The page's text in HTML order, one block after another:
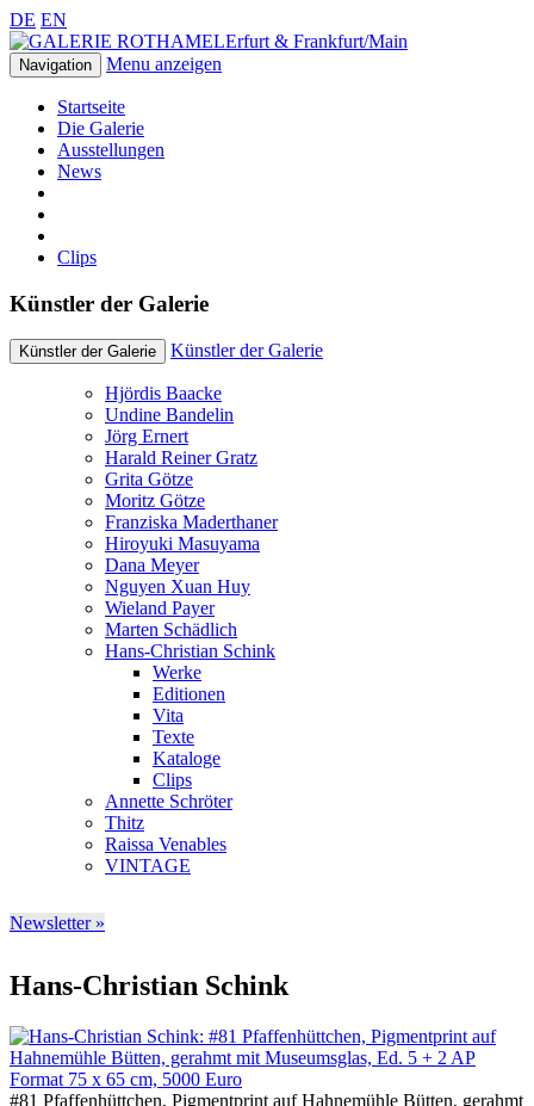
DE EN
Erfurt & Frankfurt/Main
Navigation Menu anzeigen
Startseite
Die Galerie
Ausstellungen
News
Clips
Künstler der Galerie
Künstler der Galerie Künstler der Galerie
Hjördis Baacke
Undine Bandelin
Jörg Ernert
Harald Reiner Gratz
Grita Götze
Moritz Götze
Franziska Maderthaner
Hiroyuki Masuyama
Dana Meyer
Nguyen Xuan Huy
Wieland Payer
Marten Schädlich
Hans-Christian Schink
Werke
Editionen
Vita
Texte
Kataloge
Clips
Annette Schröter
Thitz
Raissa Venables
VINTAGE
Newsletter »
Hans-Christian Schink
#81 Pfaffenhüttchen, Pigmentprint auf Hahnemühle Bütten, gerahmt